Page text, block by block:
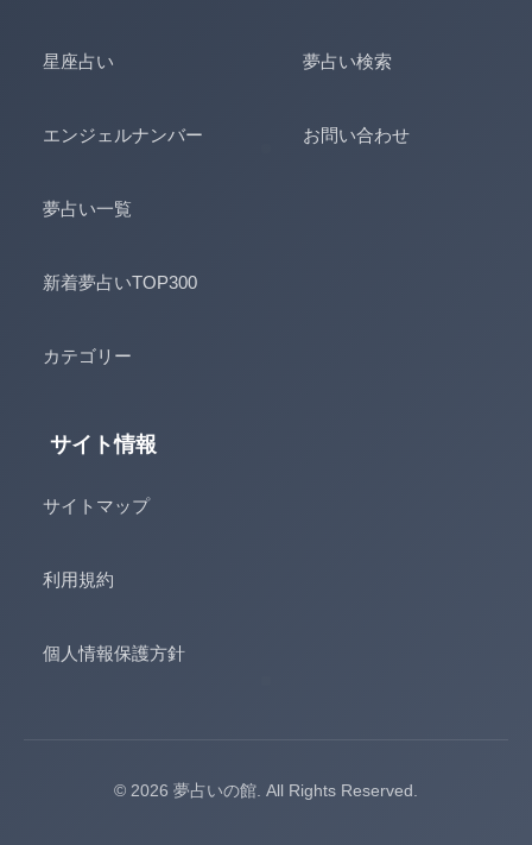
星座占い
エンジェルナンバー
夢占い一覧
新着夢占いTOP300
カテゴリー
夢占い検索
お問い合わせ
サイト情報
サイトマップ
利用規約
個人情報保護方針
© 2026 夢占いの館. All Rights Reserved.